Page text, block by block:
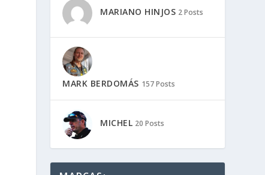
MARIANO HINJOS 2 Posts
MARK BERDOMÁS 157 Posts
MICHEL 20 Posts